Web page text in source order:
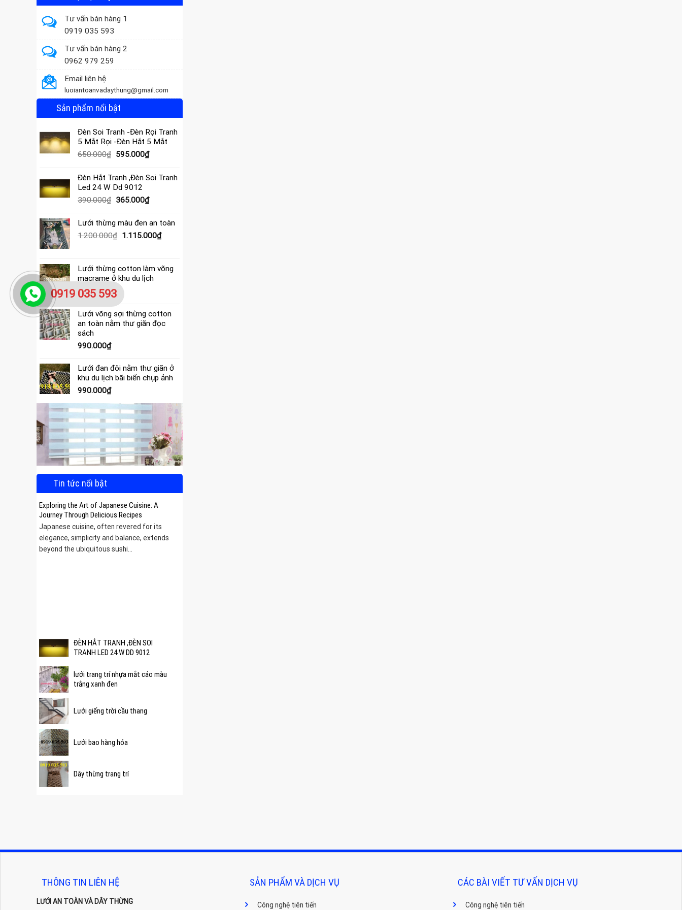
Tư vấn bán hàng 1
0919 035 593
Tư vấn bán hàng 2
0962 979 259
Email liên hệ
luoiantoanvadaythung@gmail.com
Sản phẩm nổi bật
Đèn Soi Tranh -Đèn Rọi Tranh
5 Mắt Rọi -Đèn Hắt 5 Mắt
650.000₫ Giá
là:
650.000₫.
595.000₫Giá
tại
595.000₫.
Đèn Hắt Tranh ,Đèn Soi Tranh
Led 24 W Dd 9012
390.000₫ Giá
là:
390.000₫.
365.000₫Giá
tại
là:
365.000₫.
Lưới thừng màu đen an toàn
1.200.000₫ Giá
1.200.000₫.
1.115.000₫Giá
là:
Lưới thừng cotton làm võng
macrame ở khu du lịch
4.000.000₫
Lưới võng sợi thừng cotton
an toàn nằm thư giãn đọc
sách
990.000₫
Lưới đan đôi nằm thư giãn ở
khu du lịch bãi biển chụp ảnh
990.000₫
Tin tức nổi bật
Exploring the Art of Japanese Cuisine: A
Journey Through Delicious Recipes
Japanese cuisine, often revered for its
elegance, simplicity and balance, extends
beyond the ubiquitous sushi...
ĐÈN HẮT TRANH ,ĐÈN SOI
TRANH LED 24 W DD 9012
lưới trang trí nhựa mắt cáo màu
trắng xanh đen
Lưới giếng trời cầu thang
Lưới bao hàng hóa
Dây thừng trang trí
THÔNG TIN LIÊN HỆ
LƯỚI AN TOÀN VÀ DÂY THỪNG
SẢN PHẨM VÀ DỊCH VỤ
Công nghệ tiên tiến
CÁC BÀI VIẾT TƯ VẤN DỊCH VỤ
Công nghệ tiên tiến
0919 035 593